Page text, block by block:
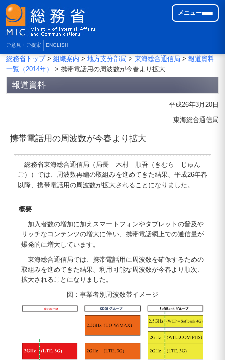
ご意見・ご提案 ENGLISH
メニュー
総務省トップ> 組織案内 > 地方支分部局 > 東海総合通信局 > 報道資料
一覧（2014年）
> 携帯電話用の周波数が今春より拡大
報道資料
平成26年3月20日
東海総合通信局
携帯電話用の周波数が今春より拡大
総務省東海総合通信局（局長 木村 順吾（きむら じゅん
ご））では、周波数再編の取組みを進めてきた結果、平成26年春
以降、携帯電話用の周波数が拡大されることになりました。
概要
加入者数の増加に加えスマートフォンやタブレットの普及や
リッチなコンテンツの増大に伴い、携帯電話網上での通信量が
爆発的に増大しています。
東海総合通信局では、携帯電話用に周波数を確保するための
取組みを進めてきた結果、利用可能な周波数が今春より順次、
拡大されることになりました。
図：事業者別周波数帯イメージ